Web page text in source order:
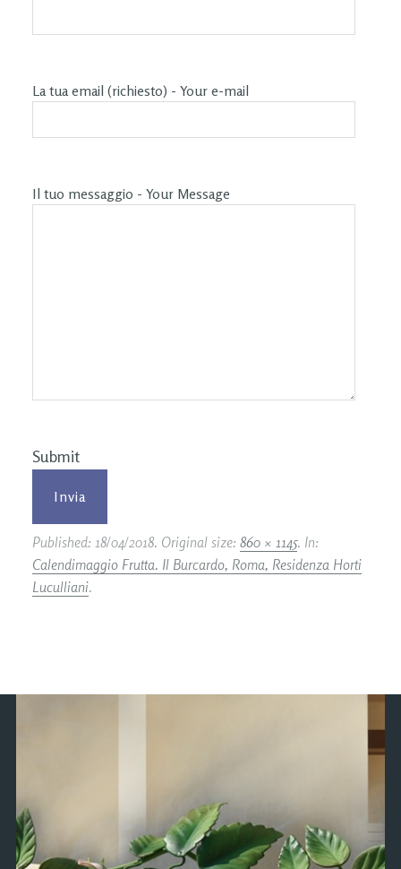
La tua email (richiesto) - Your e-mail
Il tuo messaggio - Your Message
Submit
Published: 18/04/2018. Original size: 860 × 1145. In:
Calendimaggio Frutta. Il Burcardo, Roma, Residenza Horti
Luculliani.